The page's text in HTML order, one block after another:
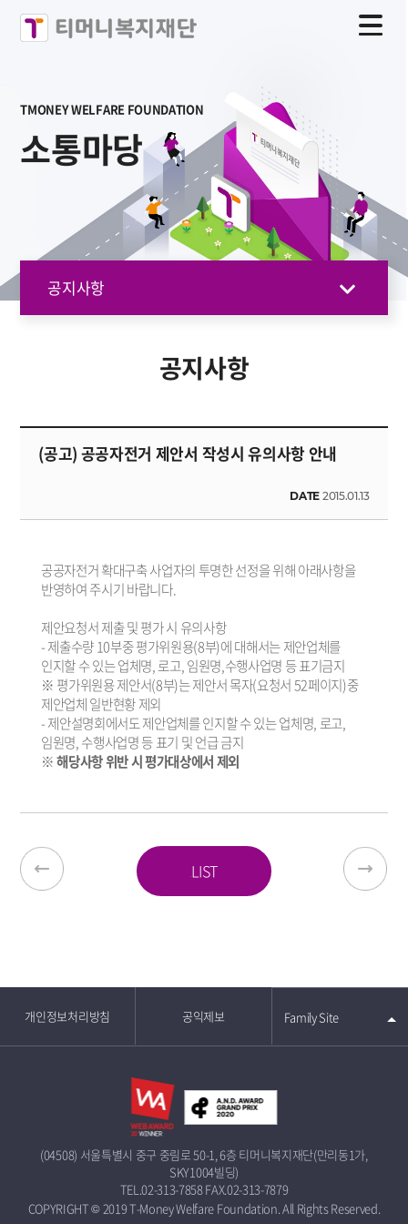
TMONEY WELFARE FOUNDATION
소통마당
공지사항
공지사항
(공고) 공공자전거 제안서 작성시 유의사항 안내
DATE 2015.01.13
공공자전거 확대구축 사업자의 투명한 선정을 위해 아래사항을
반영하여 주시기 바랍니다.
제안요청서 제출 및 평가 시 유의사항
- 제출수량 10부중 평가위원용(8부)에 대해서는 제안업체를
인지할 수 있는 업체명, 로고, 임원명,수행사업명 등 표기금지
※ 평가위원용 제안서(8부)는 제안서 목자(요청서 52페이지)중
제안업체 일반현황 제외
- 제안설명회에서도 제안업체를 인지할 수 있는 업체명, 로고,
임원명, 수행사업명 등 표기 및 언급 금지
※해당사항 위반 시 평가대상에서 제외
LIST
개인정보처리방침 공익제보 Family Site
(04508) 서울특별시 중구 중림로 50-1, 6층 티머니복지재단(만리동1가,
SKY1004빌딩)
TEL.02-313-7858FAX.02-313-7879
COPYRIGHT © 2019 T-Money Welfare Foundation. All Rights Reserved.